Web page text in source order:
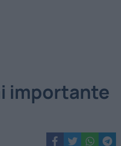
importante